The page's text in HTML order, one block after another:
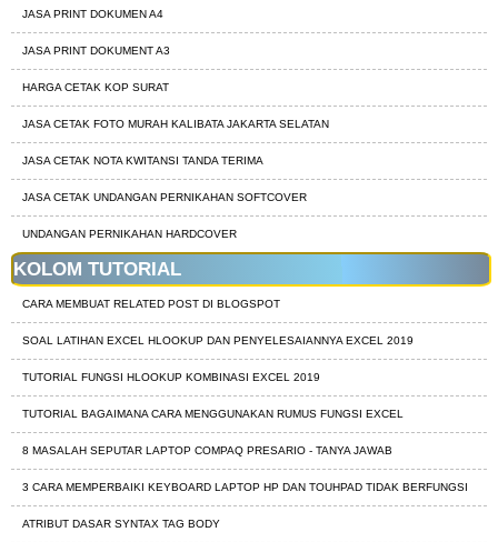
JASA PRINT DOKUMEN A4
JASA PRINT DOKUMENT A3
HARGA CETAK KOP SURAT
JASA CETAK FOTO MURAH KALIBATA JAKARTA SELATAN
JASA CETAK NOTA KWITANSI TANDA TERIMA
JASA CETAK UNDANGAN PERNIKAHAN SOFTCOVER
UNDANGAN PERNIKAHAN HARDCOVER
KOLOM TUTORIAL
CARA MEMBUAT RELATED POST DI BLOGSPOT
SOAL LATIHAN EXCEL HLOOKUP DAN PENYELESAIANNYA EXCEL 2019
TUTORIAL FUNGSI HLOOKUP KOMBINASI EXCEL 2019
TUTORIAL BAGAIMANA CARA MENGGUNAKAN RUMUS FUNGSI EXCEL
8 MASALAH SEPUTAR LAPTOP COMPAQ PRESARIO - TANYA JAWAB
3 CARA MEMPERBAIKI KEYBOARD LAPTOP HP DAN TOUHPAD TIDAK BERFUNGSI
ATRIBUT DASAR SYNTAX TAG BODY